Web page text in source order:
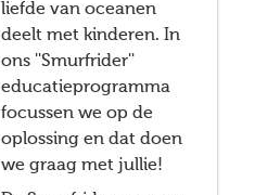
liefde van oceanen
deelt met kinderen. In
ons ''Smurfrider''
educatieprogramma
focussen we op de
oplossing en dat doen
we graag met jullie!